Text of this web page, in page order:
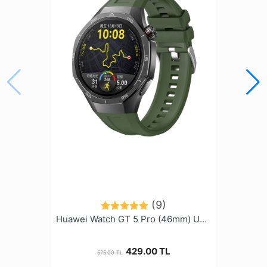
Amazfit Cheetah (Round)
Amazfit Cheetah Pro
Amazfit Falcon
Amazfit GTR (47mm)
Amazfit GTR 2 Classic (46mm)
Amazfit GTR 2 Sport (46mm)
Amazfit GTR 2e (46mm)
Amazfit GTR 3 (46mm)
Amazfit GTR 3 Pro (46mm)
Galaxy Watch (46mm)
Galaxy Watch 3 (45mm)
Honor Watch 4 Pro
(9)
Huawei Watch GT 5 Pro (46mm) Uyumlu (22mm) Silikon Kordon-130
575.00 TL 429.00 TL